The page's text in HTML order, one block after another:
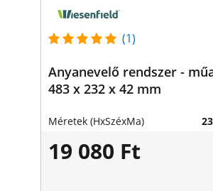
(1)
Anyanevelő rendszer -
483 x 232 x 42 mm
Méretek (HxSzéxMa)
19 080 Ft